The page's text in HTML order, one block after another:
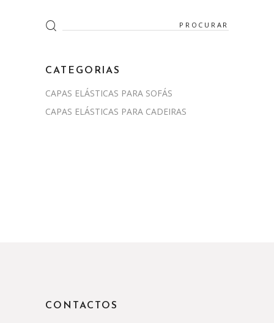
CATEGORIAS
CAPAS ELÁSTICAS PARA SOFÁS
CAPAS ELÁSTICAS PARA CADEIRAS
CONTACTOS